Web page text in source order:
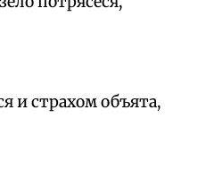
и страхом объята,